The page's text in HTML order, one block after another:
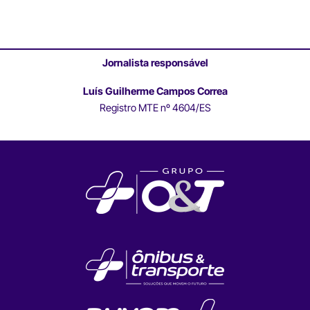
Jornalista responsável
Luís Guilherme Campos Correa
Registro MTE nº 4604/ES